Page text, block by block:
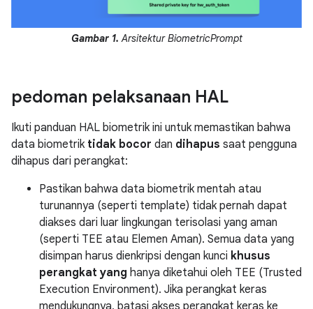
Gambar 1. Arsitektur BiometricPrompt
pedoman pelaksanaan HAL
Ikuti panduan HAL biometrik ini untuk memastikan bahwa
data biometrik tidak bocor dan dihapus saat pengguna
dihapus dari perangkat:
Pastikan bahwa data biometrik mentah atau
turunannya (seperti template) tidak pernah dapat
diakses dari luar lingkungan terisolasi yang aman
(seperti TEE atau Elemen Aman). Semua data yang
disimpan harus dienkripsi dengan kunci khusus
perangkat yang hanya diketahui oleh TEE (Trusted
Execution Environment). Jika perangkat keras